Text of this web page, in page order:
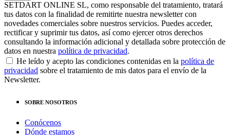
SETDART ONLINE SL, como responsable del tratamiento, tratará
tus datos con la finalidad de remitirte nuestra newsletter con
novedades comerciales sobre nuestros servicios. Puedes acceder,
rectificar y suprimir tus datos, así como ejercer otros derechos
consultando la información adicional y detallada sobre protección de
datos en nuestra política de privacidad.
He leído y acepto las condiciones contenidas en la política de
privacidad sobre el tratamiento de mis datos para el envío de la
Newsletter.
SOBRE NOSOTROS
Conócenos
Dónde estamos